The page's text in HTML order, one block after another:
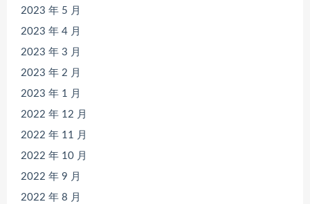
2023 年 5 月
2023 年 4 月
2023 年 3 月
2023 年 2 月
2023 年 1 月
2022 年 12 月
2022 年 11 月
2022 年 10 月
2022 年 9 月
2022 年 8 月